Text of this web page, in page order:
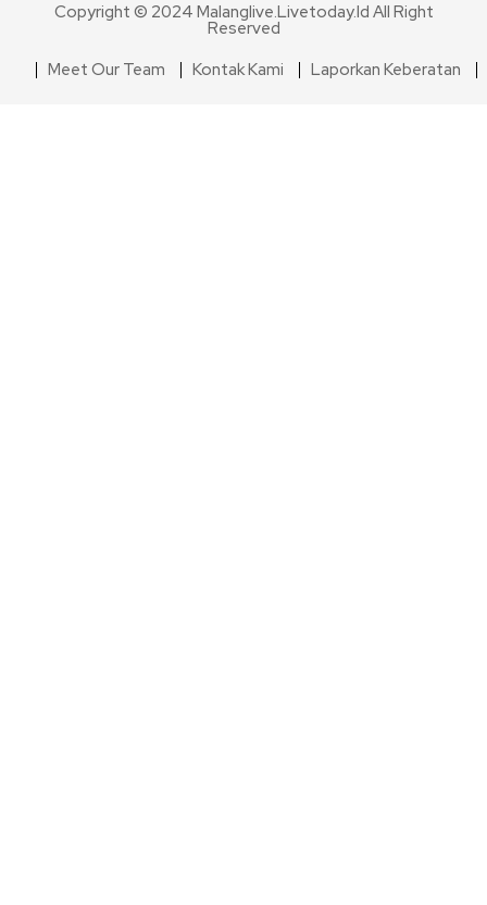
Copyright © 2024 Malanglive.livetoday.id All Right
Reserved
Meet Our Team
Kontak Kami Laporkan Keberatan